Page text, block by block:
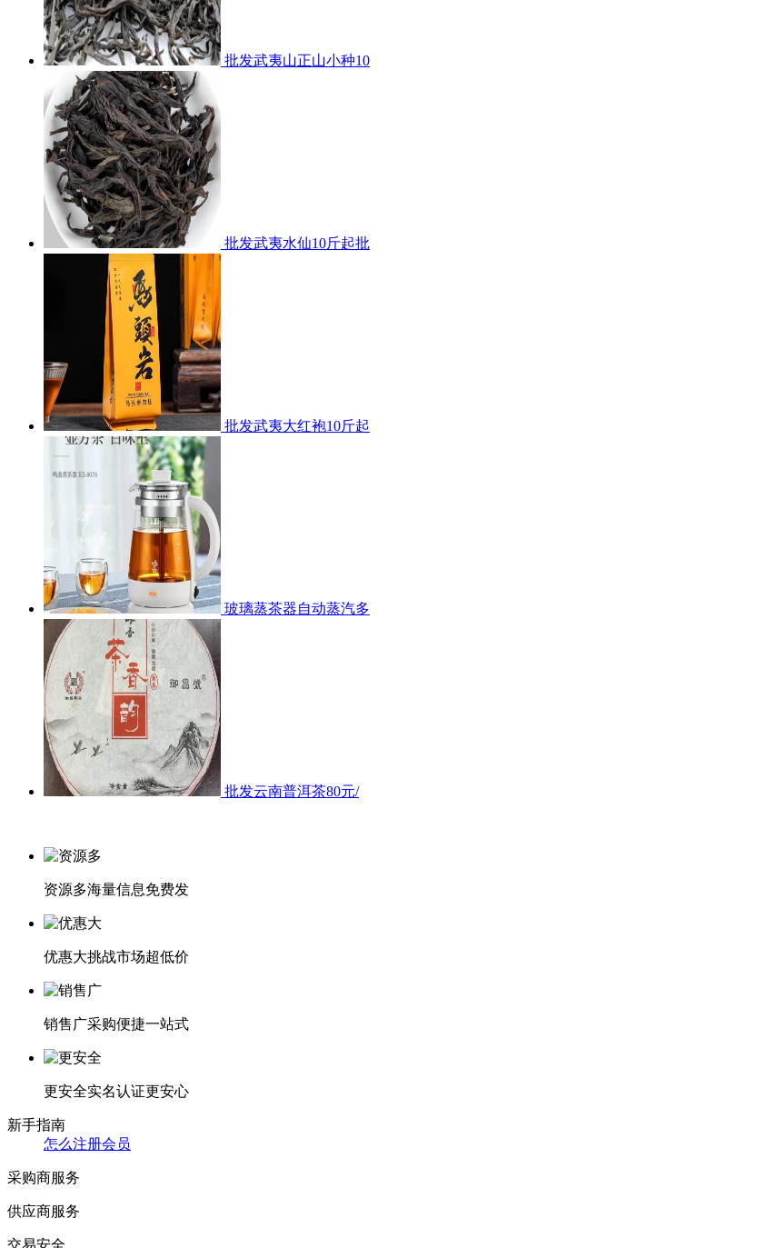
批发武夷山正山小种10
批发武夷水仙10斤起批
批发武夷大红袍10斤起
玻璃蒸茶器自动蒸汽多
批发云南普洱茶80元/
资源多海量信息免费发
优惠大挑战市场超低价
销售广采购便捷一站式
更安全实名认证更安心
新手指南
怎么注册会员
采购商服务
供应商服务